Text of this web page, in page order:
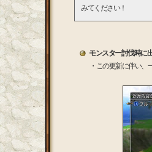
みてください！
モンスター討伐時に
・この更新に伴い